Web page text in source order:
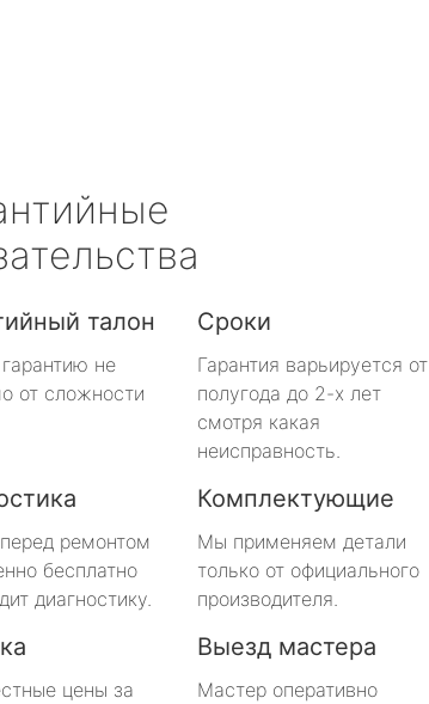
талон
не
от сложности
Сроки
Гарантия варьируется от
полугода до 2-х лет
смотря какая
неисправность.
ремонтом
бесплатно
диагностику.
Комплектующие
Мы применяем детали
только от официального
производителя.
цены за
Выезд мастера
Мастер оперативно